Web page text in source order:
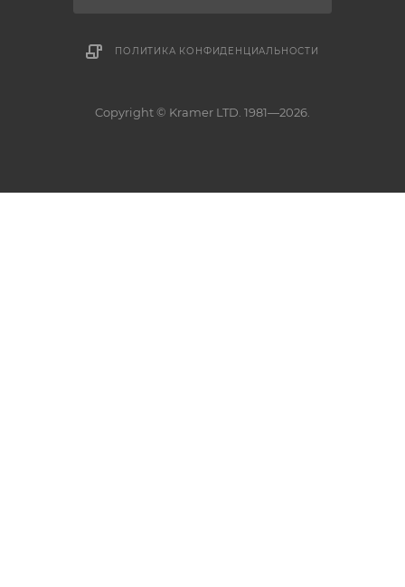
ПОЛИТИКА КОНФИДЕНЦИАЛЬНОСТИ
Copyright © Kramer LTD. 1981—2026.